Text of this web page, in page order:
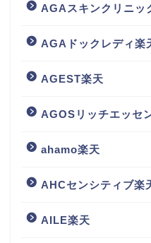
AGAスキンクリニッ
AGAドックレディ楽
AGEST楽天
AGOSリッチエッセ
ahamo楽天
AHCセンシティブ楽
AILE楽天